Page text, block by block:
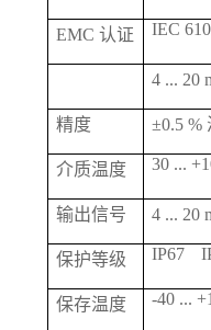
EMC 认证 IEC
4 ... 20
精度 ±0.5 %
介质温度 30 ...
输出信号 4 ... 20
保护等级 IP67
保存温度 -40 ...